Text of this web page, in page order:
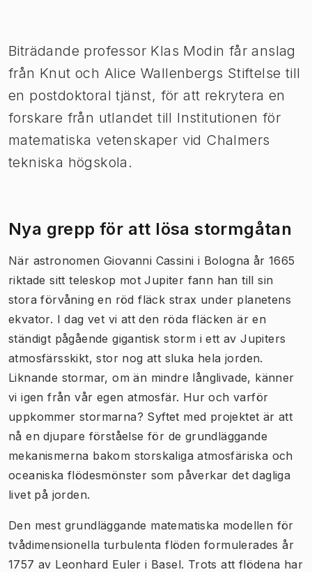
Biträdande professor Klas Modin får anslag
från Knut och Alice Wallenbergs Stiftelse till
en postdoktoral tjänst, för att rekrytera en
forskare från utlandet till Institutionen för
matematiska vetenskaper vid Chalmers
tekniska högskola.
Nya grepp för att lösa stormgåtan
När astronomen Giovanni Cassini i Bologna år 1665
riktade sitt teleskop mot Jupiter fann han till sin
stora förvåning en röd fläck strax under planetens
ekvator. I dag vet vi att den röda fläcken är en
ständigt pågående gigantisk storm i ett av Jupiters
atmosfärsskikt, stor nog att sluka hela jorden.
Liknande stormar, om än mindre långlivade, känner
vi igen från vår egen atmosfär. Hur och varför
uppkommer stormarna? Syftet med projektet är att
nå en djupare förståelse för de grundläggande
mekanismerna bakom storskaliga atmosfäriska och
oceaniska flödesmönster som påverkar det dagliga
livet på jorden.
Den mest grundläggande matematiska modellen för
tvådimensionella turbulenta flöden formulerades år
1757 av Leonhard Euler i Basel. Trots att flödena har